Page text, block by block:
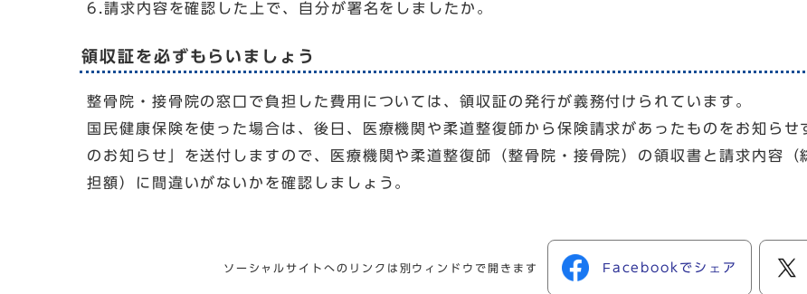
6.請求内容を確認した上で、自分が署名をしましたか。
領収証を必ずもらいましょう
整骨院・接骨院の窓口で負担した費用については、領収証の発行が義務付けられています。
国民健康保険を使った場合は、後日、医療機関や柔道整復師から保険請求があったものをお知らせ
のお知らせ」を送付しますので、医療機関や柔道整復師（整骨院・接骨院）の領収書と請求内容（
担額）に間違いがないかを確認しましょう。
ソーシャルサイトへのリンクは別ウィンドウで開きます Facebookでシェア